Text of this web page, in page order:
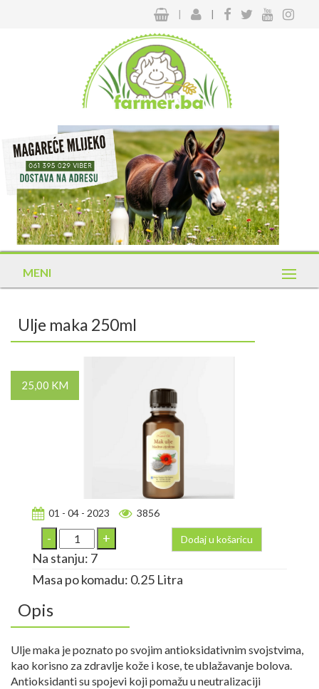
| |
MENI
Ulje maka 250ml
25,00 KM
01 - 04 - 2023 3856
Dodaj u košaricu
Na stanju: 7
Masa po komadu: 0.25 Litra
Opis
Ulje maka je poznato po svojim antioksidativnim svojstvima,
kao korisno za zdravlje kože i kose, te ublažavanje bolova.
Antioksidanti su spojevi koji pomažu u neutralizaciji